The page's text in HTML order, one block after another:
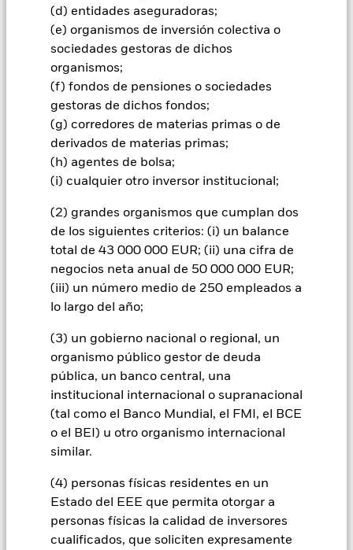
(d) entidades aseguradoras;
(e) organismos de inversión colectiva o
sociedades gestoras de dichos
organismos;
(f) fondos de pensiones o sociedades
gestoras de dichos fondos;
(g) corredores de materias primas o de
derivados de materias primas;
(h) agentes de bolsa;
(i) cualquier otro inversor institucional;
(2) grandes organismos que cumplan dos
de los siguientes criterios: (i) un balance
total de 43 000 000 EUR; (ii) una cifra de
negocios neta anual de 50 000 000 EUR;
(iii) un número medio de 250 empleados a
lo largo del año;
(3) un gobierno nacional o regional, un
organismo público gestor de deuda
pública, un banco central, una
institucional internacional o supranacional
(tal como el Banco Mundial, el FMI, el BCE
o el BEI) u otro organismo internacional
similar.
(4) personas físicas residentes en un
Estado del EEE que permita otorgar a
personas físicas la calidad de inversores
cualificados, que soliciten expresamente
Información importante:Los ETF cotizan en bolsas igual que
los valores, y se compran y se venden a precios de mercado
que pueden ser distintos a los valores liquidativos de los ETF.
Al invertir en valores de renta variable y valores relacionados
con la renta variable, su valor se puede ver afectado por los
movimientos diarios del mercado bursátil. La estrategia de
inversión medioambiental, social y de gobierno corporativo
(«ESG») del Fondo limita los tipos y el número de
oportunidades de inversión al alcance del mismo y, como
consecuencia, el Fondo podría tener una rentabilidad inferior
a la de otros fondos que no apliquen criterios ESG. El índice
de referencia únicamente excluye a empresas de ciertas
actividades superan los umbrales establecidos por el
proveedor del índice. Por consiguiente, los inversores deberán
realizar una evaluación ética personal del filtro ESG del índice
de referencia antes de invertir en el Fondo.
Todas las clases de acciones con cobertura de divisas de este
fondo utilizan derivados para cubrir el riesgo de divisas. El
un posible riesgo de contagio (también denominado «spill-
over») a otras clases de acciones del fondo. La sociedad
gestora del fondo se asegurará de que se dispone de los
procedimientos adecuados para minimizar el riesgo de
contagio a otras clases de acciones. En el menú desplegable
que figura justo debajo del nombre del fondo, podrá ver un
listado de todas las clases de acciones del fondo: las clases de
acciones con cobertura de divisas se identifican mediante la
completo de todas las clases de acciones con cobertura de
divisas está disponible mediante solicitud a la sociedad